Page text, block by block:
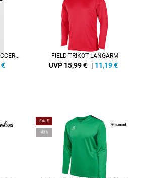
ACADEMY MEN'S DRI-FIT SOCCER DRILL TOP
€
FIELD TRIKOT LANGARM
UVP 15,99 € | 11,19€
SALE
-40%